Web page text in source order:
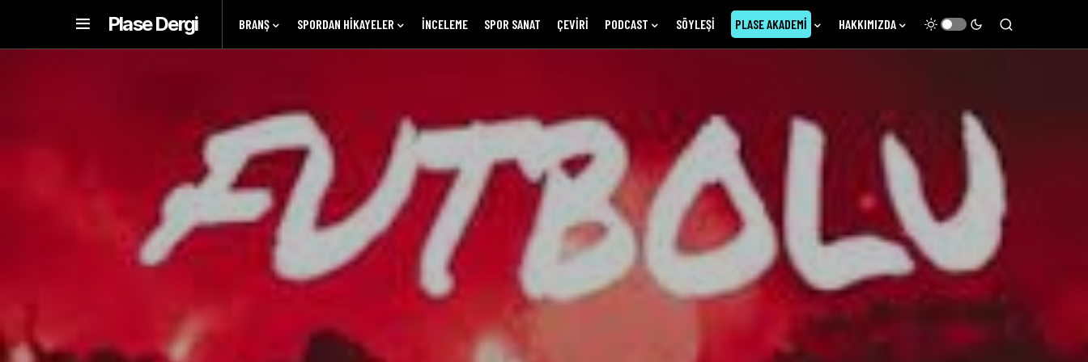
Plase Dergi BRANŞ SPORDAN HIKAYELER İNCELEME SPOR SANAT ÇEVIRI PODCAST SÖYLEŞI PLASE AKADEMI HAKKIMIZDA